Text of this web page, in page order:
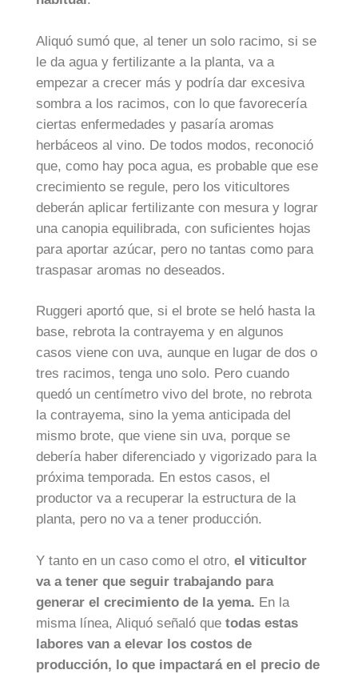
Aliquó sumó que, al tener un solo racimo, si se
le da agua y fertilizante a la planta, va a
empezar a crecer más y podría dar excesiva
sombra a los racimos, con lo que favorecería
ciertas enfermedades y pasaría aromas
herbáceos al vino. De todos modos, reconoció
que, como hay poca agua, es probable que ese
crecimiento se regule, pero los viticultores
deberán aplicar fertilizante con mesura y lograr
una canopia equilibrada, con suficientes hojas
para aportar azúcar, pero no tantas como para
traspasar aromas no deseados.
Ruggeri aportó que, si el brote se heló hasta la
base, rebrota la contrayema y en algunos
casos viene con uva, aunque en lugar de dos o
tres racimos, tenga uno solo. Pero cuando
quedó un centímetro vivo del brote, no rebrota
la contrayema, sino la yema anticipada del
mismo brote, que viene sin uva, porque se
debería haber diferenciado y vigorizado para la
próxima temporada. En estos casos, el
productor va a recuperar la estructura de la
planta, pero no va a tener producción.
Y tanto en un caso como el otro, el viticultor
va a tener que seguir trabajando para
generar el crecimiento de la yema. En la
misma línea, Aliquó señaló que todas estas
labores van a elevar los costos de
producción, lo que impactará en el precio de